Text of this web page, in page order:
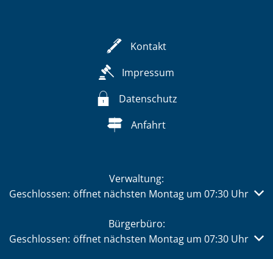
Kontakt
Impressum
Datenschutz
Anfahrt
Verwaltung:
Klicken, um weitere Öffnungs- oder Schließzeiten
Geschlossen: öffnet nächsten Montag um 07:30 Uhr
Bürgerbüro:
Klicken, um weitere Öffnungs- oder Schließzeiten
Geschlossen: öffnet nächsten Montag um 07:30 Uhr